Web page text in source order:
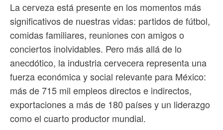
La cerveza está presente en los momentos más
significativos de nuestras vidas: partidos de fútbol,
comidas familiares, reuniones con amigos o
conciertos inolvidables. Pero más allá de lo
anecdótico, la industria cervecera representa una
fuerza económica y social relevante para México:
más de 715 mil empleos directos e indirectos,
exportaciones a más de 180 países y un liderazgo
como el cuarto productor mundial.